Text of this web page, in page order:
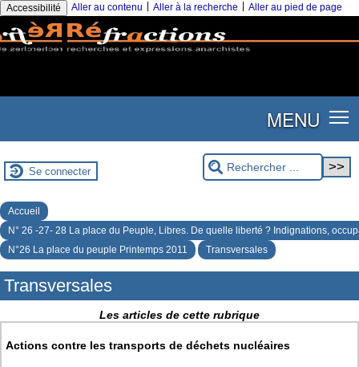
Accessibilité Aller au contenu Aller à la recherche Aller au pied de page
MENU
Se connecter
Accueil
N° 26 -27- 28 La place du Peuple, Libres. De quelle liberté ? Indignations,
N°26 La place du peuple Printemps 2011
Transversales
Transversales
Les articles de cette rubrique
Actions contre les transports de déchets nucléaires